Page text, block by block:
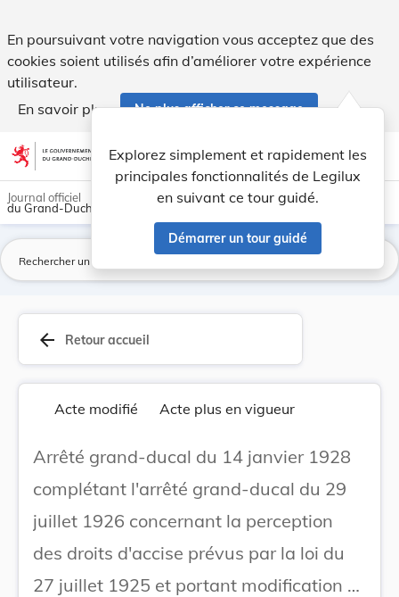
En poursuivant votre navigation vous acceptez que des
cookies soient utilisés afin d’améliorer votre expérience
utilisateur.
En savoir plus
Ne plus afficher ce message
Aller au contenu account_circle help Aide
Explorez simplement et rapidement les
principales fonctionnalités de Legilux
en suivant ce tour guidé.
Démarrer un tour guidé
light_mode dark_mode
Journal officiel
du Grand-Duché de Luxembourg
arrow_back Retour accueil
Acte modifié Acte plus en vigueur
Arrêté grand-ducal du 14 janvier 1928
complétant l'arrêté grand-ducal du 29
juillet 1926 concernant la perception
des droits d'accise prévus par la loi du
27 juillet 1925 et portant modification à